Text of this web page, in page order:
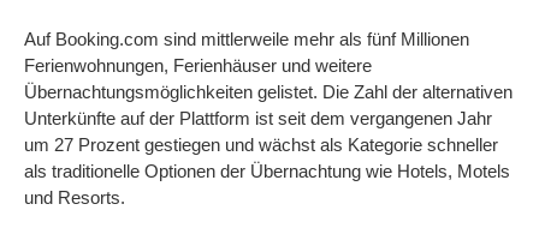
Auf Booking.com sind mittlerweile mehr als fünf Millionen
Ferienwohnungen, Ferienhäuser und weitere
Übernachtungsmöglichkeiten gelistet. Die Zahl der alternativen
Unterkünfte auf der Plattform ist seit dem vergangenen Jahr
um 27 Prozent gestiegen und wächst als Kategorie schneller
als traditionelle Optionen der Übernachtung wie Hotels, Motels
und Resorts.